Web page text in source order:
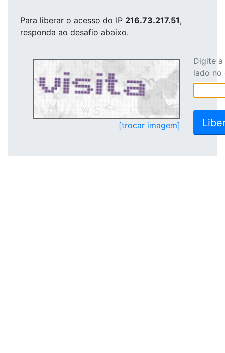
Para liberar o acesso do IP 216.73.217.51,
responda ao desafio abaixo.
[trocar imagem]
Digite
lado no